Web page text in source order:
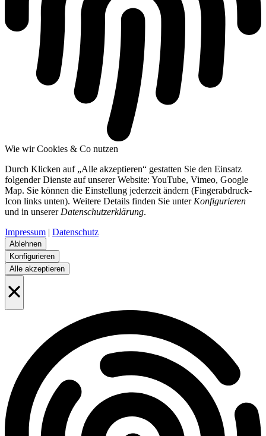
Wie wir Cookies & Co nutzen
Durch Klicken auf „Alle akzeptieren“ gestatten Sie den Einsatz
folgender Dienste auf unserer Website: YouTube, Vimeo, Google
Map. Sie können die Einstellung jederzeit ändern (Fingerabdruck-
Icon links unten). Weitere Details finden Sie unter Konfigurieren
und in unserer Datenschutzerklärung.
Impressum | Datenschutz
Ablehnen
Konfigurieren
Alle akzeptieren